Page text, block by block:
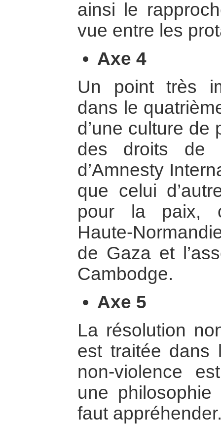
ainsi le
vue entre les
Axe 4
Un point très
dans le
d’une culture de
des droits de
d’Amnesty
que celui
pour la paix,
Haute-
de Gaza et
Cambodge.
Axe 5
La résolution
est traitée dans
non-violence
une
faut